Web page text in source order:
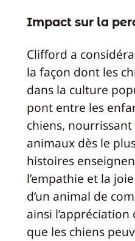
Impact sur la
Clifford a
la façon dont les
dans la culture
pont entre les
chiens, nourrissant
animaux dès le
histoires
l’empathie et la
d’un animal de
ainsi
que les chiens